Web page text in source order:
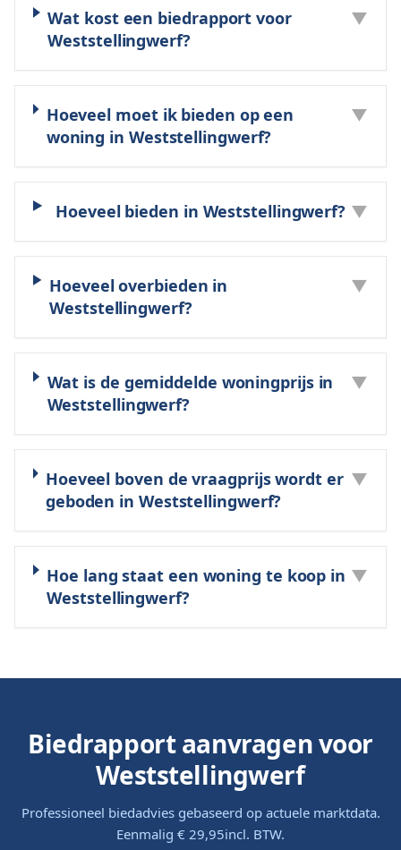
Wat kost een biedrapport voor
Weststellingwerf?
▼
Hoeveel moet ik bieden op een
woning in Weststellingwerf?
▼
Hoeveel bieden in Weststellingwerf? ▼
Hoeveel overbieden in
Weststellingwerf?
▼
Wat is de gemiddelde woningprijs in
Weststellingwerf?
▼
Hoeveel boven de vraagprijs wordt er
geboden in Weststellingwerf?
▼
Hoe lang staat een woning te koop in
Weststellingwerf?
▼
Biedrapport aanvragen voor
Weststellingwerf
Professioneel biedadvies gebaseerd op actuele marktdata.
Eenmalig € 29,95incl. BTW.